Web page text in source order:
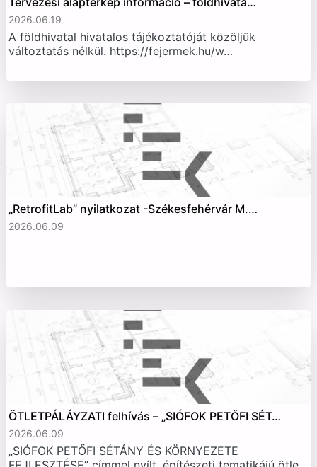
2026.06.19
A földhivatal hivatalos tájékoztatóját közöljük
változtatás nélkül. https://fejermek.hu/w…
„RetrofitLab” nyilatkozat -Székesfehérvár M.…
2026.06.09
ÖTLETPÁLÁYZATI felhívás – „SIÓFOK PETŐFI SÉT…
2026.06.09
„SIÓFOK PETŐFI SÉTÁNY ÉS KÖRNYEZETE